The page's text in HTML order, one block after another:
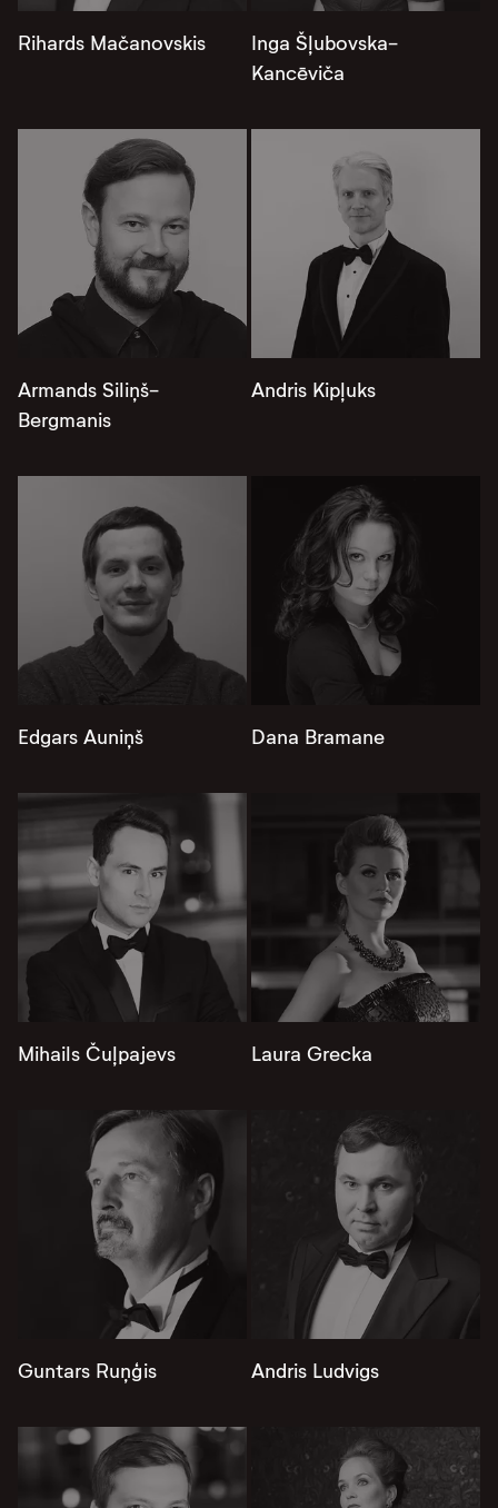
Rihards Mačanovskis
Inga Šļubovska-
Kancēviča
Armands Siliņš-
Bergmanis
Andris Kipļuks
Edgars Auniņš Dana Bramane
Mihails Čuļpajevs Laura Grecka
Guntars Ruņģis Andris Ludvigs